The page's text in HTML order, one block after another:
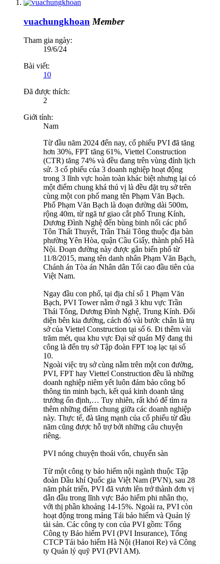
vuachungkhoan Member
Tham gia ngày:
19/6/24
Bài viết:
10
Đã được thích:
2
Giới tính:
Nam
Từ đầu năm 2024 đến nay, cổ phiếu PVI đã tăng
hơn 30%, FPT tăng 61%, Viettel Construction
(CTR) tăng 74% và đều đang trên vùng đỉnh lịch
sử. 3 cổ phiếu của 3 doanh nghiệp hoạt động
trong 3 lĩnh vực hoàn toàn khác biệt nhưng lại có
một điểm chung khá thú vị là đều đặt trụ sở trên
cùng một con phố mang tên Phạm Văn Bạch.
Phố Phạm Văn Bạch là đoạn đường dài 500m,
rộng 40m, từ ngã tư giao cắt phố Trung Kính,
Dương Đình Nghệ đến bùng binh nối các phố
Tôn Thất Thuyết, Trần Thái Tông thuộc địa bàn
phường Yên Hòa, quận Cầu Giấy, thành phố Hà
Nội. Đoạn đường này được gắn biển phố từ
11/8/2015, mang tên danh nhân Phạm Văn Bạch,
Chánh án Tòa án Nhân dân Tối cao đầu tiên của
Việt Nam.
Ngay đầu con phố, tại địa chỉ số 1 Phạm Văn
Bạch, PVI Tower nằm ở ngã 3 khu vực Trần
Thái Tông, Dương Đình Nghệ, Trung Kính. Đối
diện bên kia đường, cách đó vài bước chân là trụ
sở của Viettel Construction tại số 6. Đi thêm vài
trăm mét, qua khu vực Đại sứ quán Mỹ đang thi
công là đến trụ sở Tập đoàn FPT toạ lạc tại số
10.
Ngoài việc trụ sở cùng nằm trên một con đường,
PVI, FPT hay Viettel Construction đều là những
doanh nghiệp niêm yết luôn đảm bảo công bố
thông tin minh bạch, kết quả kinh doanh tăng
trưởng ổn định,… Tuy nhiên, rất khó để tìm ra
thêm những điểm chung giữa các doanh nghiệp
này. Thực tế, đà tăng mạnh của cổ phiếu từ đầu
năm cũng được hỗ trợ bởi những câu chuyện
riêng.
PVI nóng chuyện thoái vốn, chuyển sàn
Từ một công ty bảo hiểm nội ngành thuộc Tập
đoàn Dầu khí Quốc gia Việt Nam (PVN), sau 28
năm phát triển, PVI đã vươn lên trở thành đơn vị
dẫn đầu trong lĩnh vực Bảo hiểm phi nhân thọ,
với thị phần khoảng 14-15%. Ngoài ra, PVI còn
hoạt động trong mảng Tái bảo hiểm và Quản lý
tài sản. Các công ty con của PVI gồm: Tổng
Công ty Bảo hiểm PVI (PVI Insurance), Tổng
CTCP Tái bảo hiểm Hà Nội (Hanoi Re) và Công
ty Quản lý quỹ PVI (PVI AM).